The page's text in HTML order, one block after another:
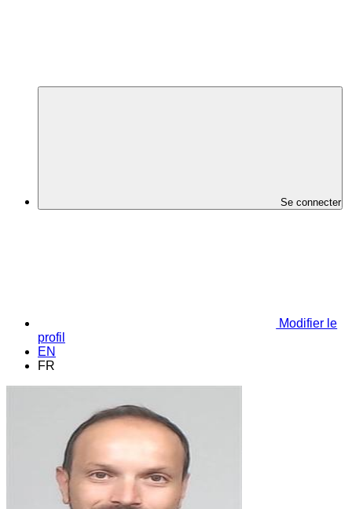
Se connecter
Modifier le
profil
EN
FR